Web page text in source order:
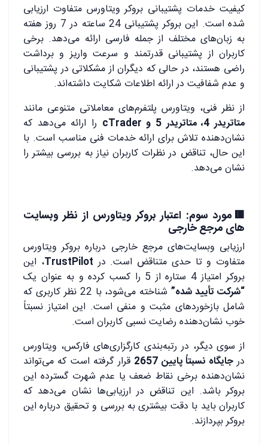
کیفیت خدمات پشتیبانی بروکر ویتاورس متفاوت ارزیابی
شده است. این بروکر پشتیبانی 24 ساعته در 7 روز هفته
به زبان‌های مختلف از جمله فارسی ارائه می‌دهد. برخی
کاربران از پشتیبانی قدرتمند و سرعت واریز و برداشت
راضی هستند، در حالی که دیگران از مشکلاتی در پشتیبانی
و عدم شفافیت در ارائه اطلاعات شکایت داشته‌اند.
از نظر فنی، ویتاورس پلتفرم‌های معاملاتی متنوعی مانند
متاتریدر 4، متاتریدر 5 و cTrader
را ارائه می‌دهد که
نشان‌دهنده تلاش برای ارائه خدمات فنی مناسب است. با
این حال، تناقض در نظرات کاربران نیاز به بررسی بیشتر را
نشان می‌دهد.
🟥مورد سوم: اعتبار بروکر ویتاورس از نظر وبسایت
های مرجع خارجی
ارزیابی وبسایت‌های مرجع خارجی درباره بروکر ویتاورس
متفاوت و تا حدی متناقض است. در TrustPilot، این
بروکر امتیاز 4 ستاره از 5 را کسب کرده و به عنوان یک
“شرکت تأیید شده”
شناخته می‌شود، با 22 نظر کاربری که
شامل بازخوردهای مثبت و منفی است. این امتیاز نسبتاً
خوب نشان‌دهنده رضایت نسبی کاربران است.
از سوی دیگر، در رتبه‌بندی کارگزاری‌های فارکس، ویتاورس
درجایگاه نسبتاً پایین 2657
قرار گرفته است که می‌تواند
نشان‌دهنده برخی نقاط ضعف یا عدم شهرت گسترده این
بروکر باشد. این تناقض در ارزیابی‌ها نشان می‌دهد که
کاربران باید با دقت بیشتری به بررسی و تحقیق درباره این
بروکر بپردازند.